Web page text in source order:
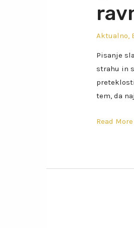
Aktualno,
Pisanje
strahu in
tem, da
Read